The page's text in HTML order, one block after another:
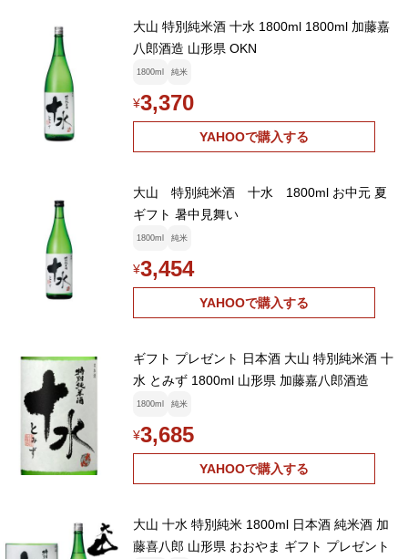
大山 特別純米酒 十水 1800ml 1800ml 加藤嘉
八郎酒造 山形県 OKN
1800ml 純米
¥3,370
YAHOOで購入する
大山 特別純米酒 十水 1800ml お中元 夏
ギフト 暑中見舞い
1800ml 純米
¥3,454
YAHOOで購入する
ギフト プレゼント 日本酒 大山 特別純米酒 十
水 とみず 1800ml 山形県 加藤嘉八郎酒造
1800ml 純米
¥3,685
YAHOOで購入する
大山 十水 特別純米 1800ml 日本酒 純米酒 加
藤喜八郎 山形県 おおやま ギフト プレゼント